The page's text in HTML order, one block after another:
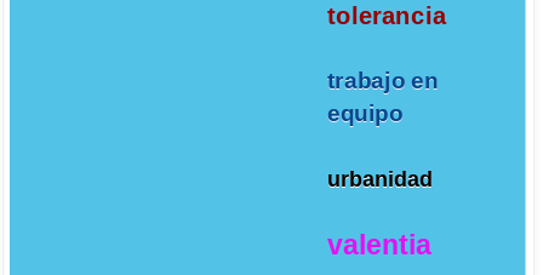
tolerancia
trabajo en
equipo
urbanidad
valentia